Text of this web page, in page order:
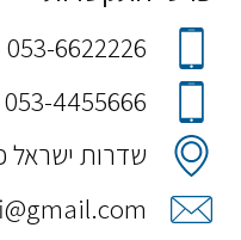
053-6622226
053-4455666
שדרות ישראל פולק 49,